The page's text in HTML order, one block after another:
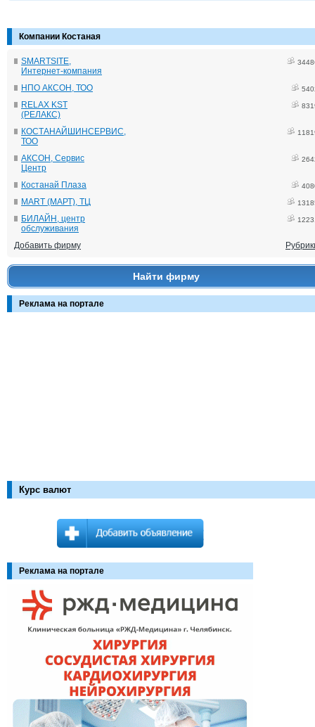
Компании Костаная
SMARTSITE,
Интернет-компания
НПО АКСОН, ТОО
RELAX KST
(РЕЛАКС)
КОСТАНАЙШИНСЕРВИС,
ТОО
АКСОН, Сервис
Центр
Костанай Плаза
MART (МАРТ), ТЦ
БИЛАЙН, центр
обслуживания
Добавить фирму
Найти фирму
Реклама на портале
Курс валют
Реклама на портале